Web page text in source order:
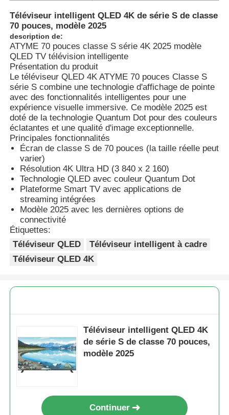
Accueil
Téléviseur intelligent QLED 4K de série S de classe
70 pouces, modèle 2025
description de:
ATYME 70 pouces classe S série 4K 2025 modèle
QLED TV télévision intelligente
Présentation du produit
Le téléviseur QLED 4K ATYME 70 pouces Classe S
série S combine une technologie d'affichage de pointe
avec des fonctionnalités intelligentes pour une
expérience visuelle immersive. Ce modèle 2025 est
doté de la technologie Quantum Dot pour des couleurs
éclatantes et une qualité d'image exceptionnelle.
Principales fonctionnalités
Écran de classe S de 70 pouces (la taille réelle peut
varier)
Résolution 4K Ultra HD (3 840 x 2 160)
Technologie QLED avec couleur Quantum Dot
Plateforme Smart TV avec applications de
streaming intégrées
Modèle 2025 avec les dernières options de
connectivité
Étiquettes:
Téléviseur QLED
Téléviseur intelligent à cadre
Téléviseur QLED 4K
Téléviseur intelligent QLED 4K
de série S de classe 70 pouces,
modèle 2025
Continuer